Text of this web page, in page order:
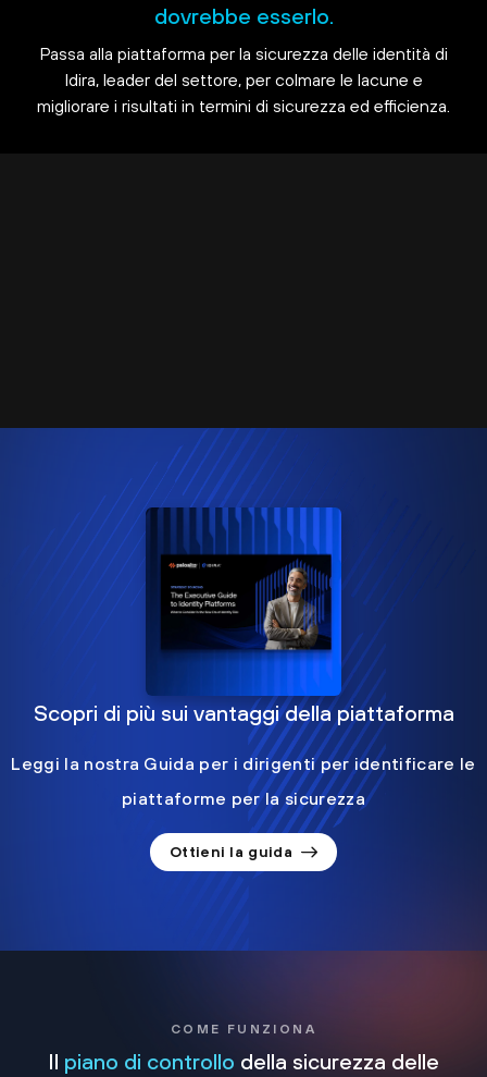
dovrebbe esserlo.
Passa alla piattaforma per la sicurezza delle identità di
Idira, leader del settore, per colmare le lacune e
migliorare i risultati in termini di sicurezza ed efficienza.
Scopri di più sui vantaggi della piattaforma
Leggi la nostra Guida per i dirigenti per identificare le
piattaforme per la sicurezza
Ottieni la guida
COME FUNZIONA
Il piano di controllo della sicurezza delle